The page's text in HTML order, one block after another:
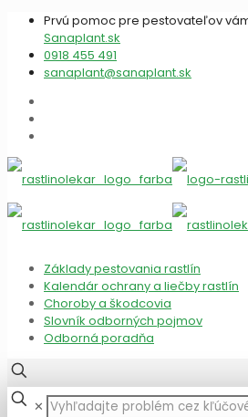
Prvú pomoc pre pestovateľov
Sanaplant.sk
0918 455 491
sanaplant@sanaplant.sk
Základy pestovania rastlín
Kalendár ochrany a liečby rastlín
Choroby a škodcovia
Slovník odborných pojmov
Odborná poradňa
✕